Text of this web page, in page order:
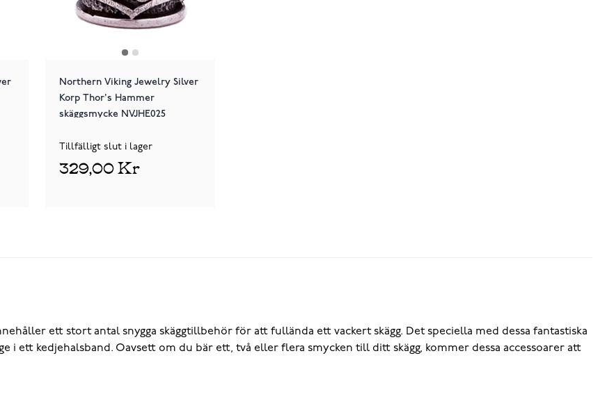
Northern Viking Jewelry Silver
Korp Thor's Hammer
skäggsmycke NVJHE025
Tillfälligt slut i lager
329,00 Kr
ett stort antal snygga skäggtillbehör för att fullända ett vackert skägg. Det speciella med dessa fantastiska
i ett kedjehalsband. Oavsett om du bär ett, två eller flera smycken till ditt skägg, kommer dessa accessoarer att